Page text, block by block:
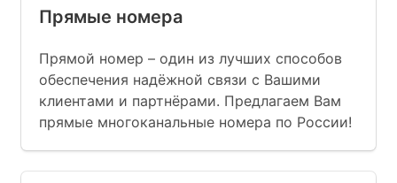
Прямые номера
Прямой номер – один из лучших способов
обеспечения надёжной связи с Вашими
клиентами и партнёрами. Предлагаем Вам
прямые многоканальные номера по России!